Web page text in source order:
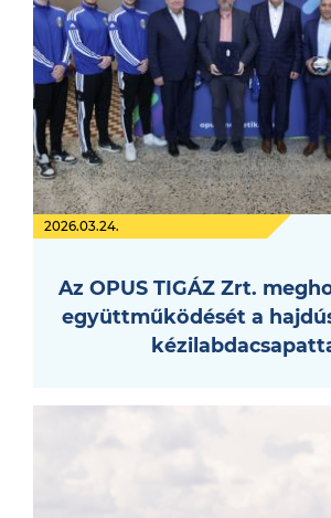
2026.03.24.
Az OPUS TIGÁZ Zrt.
együttműködését a